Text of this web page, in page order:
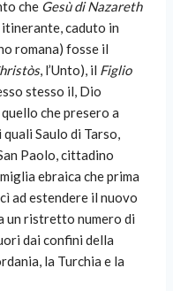
che Gesù di Nazareth
caduto in
romana) fosse il
, l’Unto), il Figlio
stesso il, Dio
che presero a
Saulo di Tarso,
Paolo, cittadino
ebraica che prima
ad estendere il nuovo
un ristretto numero di
dai confini della
la Turchia e la